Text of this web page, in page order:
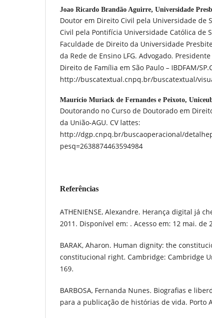
Joao Ricardo Brandão Aguirre, Universidade
Doutor em Direito Civil pela Universidade de
Civil pela Pontifícia Universidade Católica de
Faculdade de Direito da Universidade
da Rede de Ensino LFG. Advogado.
Direito de Família em São Paulo – IBDFAM/
http://buscatextual.cnpq.br/buscatextual/
Maurício Muriack de Fernandes e Peixoto,
Doutorando no Curso de Doutorado em
da União-AGU. CV lattes:
http://dgp.cnpq.br/buscaoperacional/
pesq=2638874463594984
Referências
ATHENIENSE, Alexandre. Herança digital já
2011. Disponível em: . Acesso em: 12 mai. de
BARAK, Aharon. Human dignity: the
constitucional right. Cambridge: Cambridge
169.
BARBOSA, Fernanda Nunes. Biografias e
para a publicação de histórias de vida. Porto